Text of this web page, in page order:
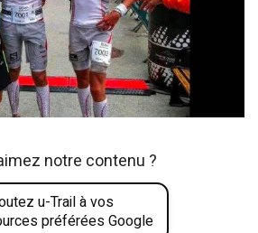
notre contenu ?
u-Trail à vos
préférées Google